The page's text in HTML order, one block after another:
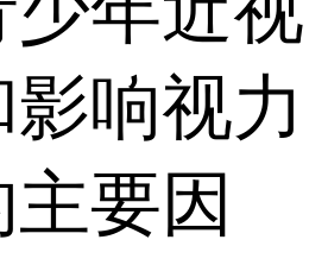
响视力
要因